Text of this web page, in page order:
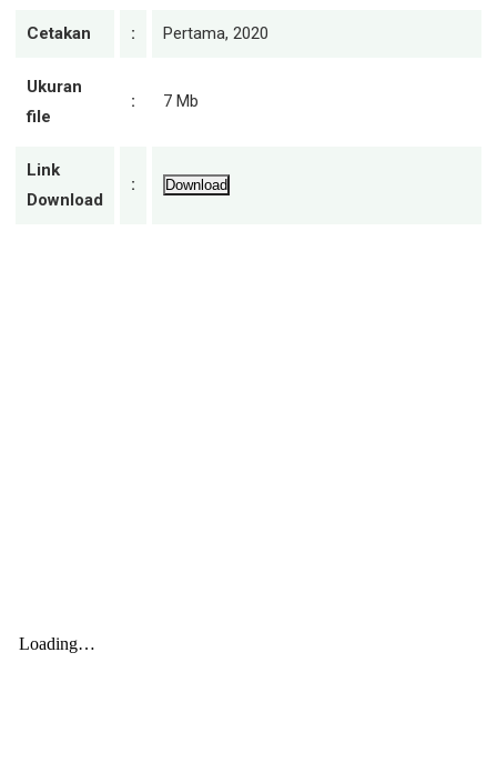
Cetakan : Pertama, 2020
Ukuran
file
: 7 Mb
Link
Download
: Download